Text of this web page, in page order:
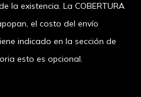
la existencia. La COBERTURA
el costo del envío
indicado en la sección de
esto es opcional.